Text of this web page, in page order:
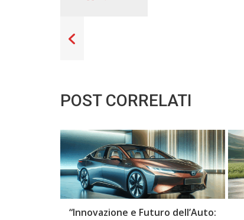
POST CORRELATI
“Innovazione e Futuro dell’Auto: